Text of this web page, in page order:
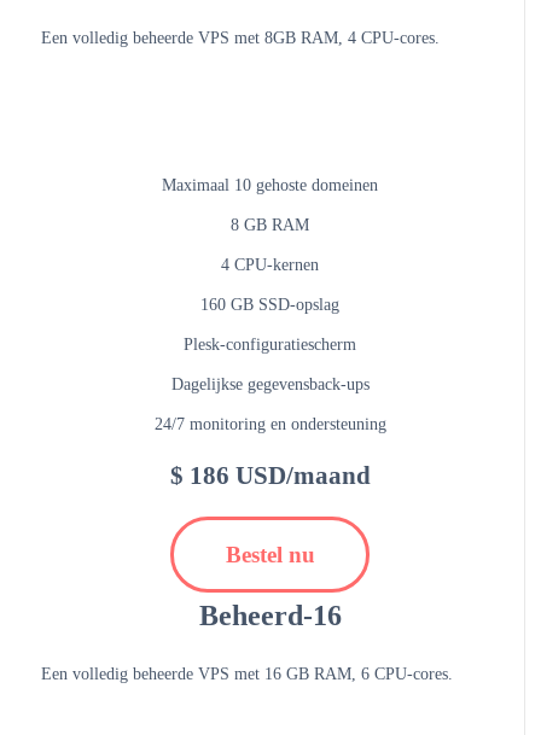
Een volledig beheerde VPS met 8GB RAM, 4 CPU-cores.
Maximaal 10 gehoste domeinen
8 GB RAM
4 CPU-kernen
160 GB SSD-opslag
Plesk-configuratiescherm
Dagelijkse gegevensback-ups
24/7 monitoring en ondersteuning
$ 186 USD/maand
Bestel nu
Beheerd-16
Een volledig beheerde VPS met 16 GB RAM, 6 CPU-cores.